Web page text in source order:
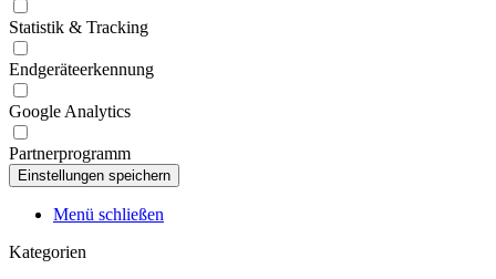
Statistik & Tracking
Endgeräteerkennung
Google Analytics
Partnerprogramm
Menü schließen
Kategorien